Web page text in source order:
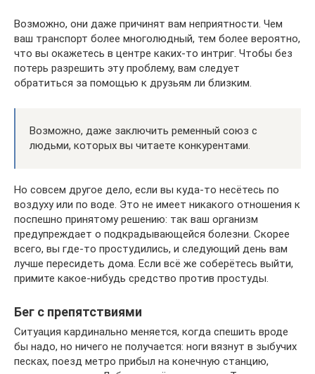
Возможно, они даже причинят вам неприятности. Чем
ваш транспорт более многолюдный, тем более вероятно,
что вы окажетесь в центре каких-то интриг. Чтобы без
потерь разрешить эту проблему, вам следует
обратиться за помощью к друзьям ли близким.
Возможно, даже заключить ременный союз с
людьми, которых вы читаете конкурентами.
Но совсем другое дело, если вы куда-то несётесь по
воздуху или по воде. Это не имеет никакого отношения к
поспешно принятому решению: так ваш организм
предупреждает о подкрадывающейся болезни. Скорее
всего, вы где-то простудились, и следующий день вам
лучше пересидеть дома. Если всё же соберётесь выйти,
примите какое-нибудь средство против простуды.
Бег с препятствиями
Ситуация кардинально меняется, когда спешить вроде
бы надо, но ничего не получается: ноги вязнут в зыбучих
песках, поезд метро прибыл на конечную станцию,